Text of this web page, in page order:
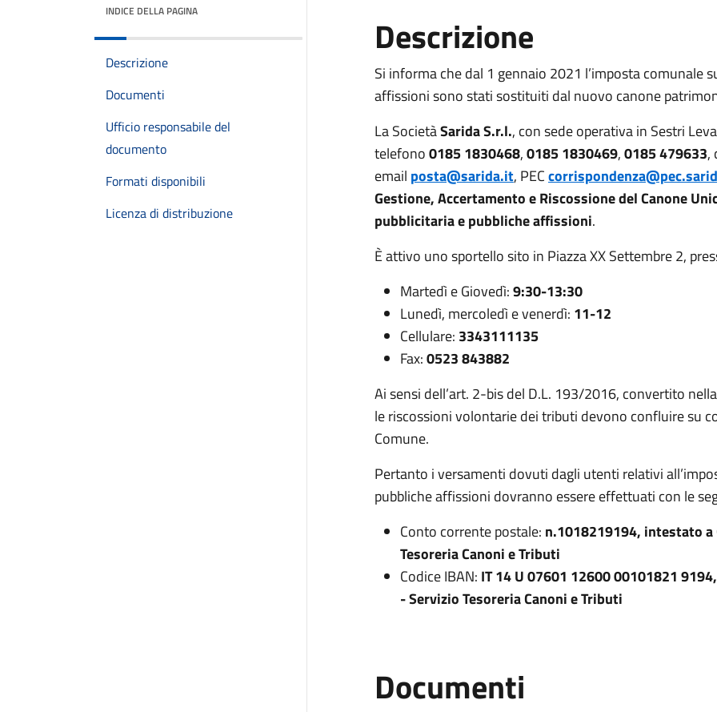
INDICE DELLA PAGINA
Descrizione
Documenti
Ufficio responsabile del
documento
Formati disponibili
Licenza di distribuzione
Descrizione
Si informa che dal 1 gennaio 2021 l’imposta comunale
affissioni sono stati sostituiti dal nuovo canone
La SocietàSarida S.r.l., con sede operativa in Sestri
telefono0185 1830468,0185 1830469,0185 479633,
email posta@sarida.it, PEC
Gestione, Accertamento e Riscossione del Canone
pubblicitaria e pubbliche affissioni.
È attivo uno sportello sito in Piazza XX Settembre 2,
Martedì e Giovedì:9:30-13:30
Lunedì, mercoledì e venerdì: 11-12
Cellulare: 3343111135
Fax:0523 843882
Ai sensi dell’art. 2-bis del D.L. 193/2016, convertito
le riscossioni volontarie dei tributi devono confluire su
Comune.
Pertanto i versamenti dovuti dagli utenti relativi
pubbliche affissioni dovranno essere effettuati con le
Conto corrente postale: n.1018219194, intestato a
Tesoreria Canoni e Tributi
Codice IBAN: IT 14 U 07601 12600 00101821
- Servizio Tesoreria Canoni e Tributi
Documenti